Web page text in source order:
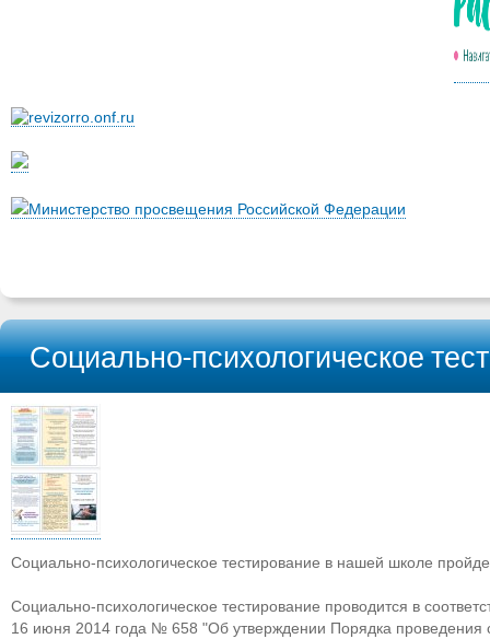
Министерство просвещения Российской Федерации
Социально-психологическое
Социально-психологическое тестирование в нашей школе
Социально-психологическое тестирование проводится в
16 июня 2014 года № 658 "Об утверждении Порядка проведения